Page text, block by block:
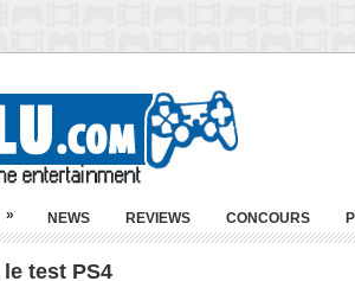
» NEWS REVIEWS CONCOURS
test PS4